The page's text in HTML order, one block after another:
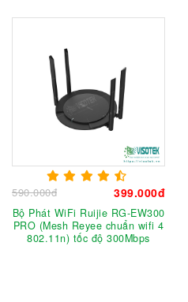
590.000đ 399.000đ
Bộ Phát WiFi Ruijie RG-EW300
PRO (Mesh Reyee chuẩn wifi 4
802.11n) tốc độ 300Mbps